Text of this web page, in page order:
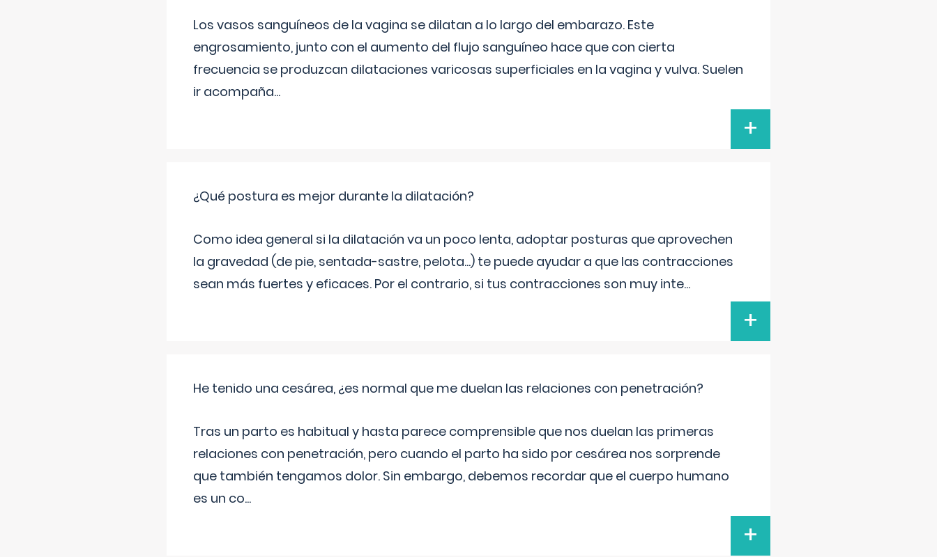
Los vasos sanguíneos de la vagina se dilatan a lo largo del embarazo. Este
engrosamiento, junto con el aumento del flujo sanguíneo hace que con cierta
frecuencia se produzcan dilataciones varicosas superficiales en la vagina y vulva. Suelen
ir acompaña...
+
¿Qué postura es mejor durante la dilatación?
Como idea general si la dilatación va un poco lenta, adoptar posturas que aprovechen
la gravedad (de pie, sentada-sastre, pelota...) te puede ayudar a que las contracciones
sean más fuertes y eficaces. Por el contrario, si tus contracciones son muy inte...
+
He tenido una cesárea, ¿es normal que me duelan las relaciones con penetración?
Tras un parto es habitual y hasta parece comprensible que nos duelan las primeras
relaciones con penetración, pero cuando el parto ha sido por cesárea nos sorprende
que también tengamos dolor. Sin embargo, debemos recordar que el cuerpo humano
es un co...
+